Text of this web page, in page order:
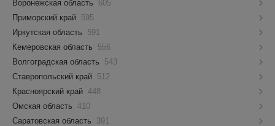
Воронежская область
605
Приморский край 595
Иркутская область
591
Кемеровская область
556
Волгоградская область
543
Ставропольский край 512
Красноярский край 448
Омская область 410
Саратовская область
391